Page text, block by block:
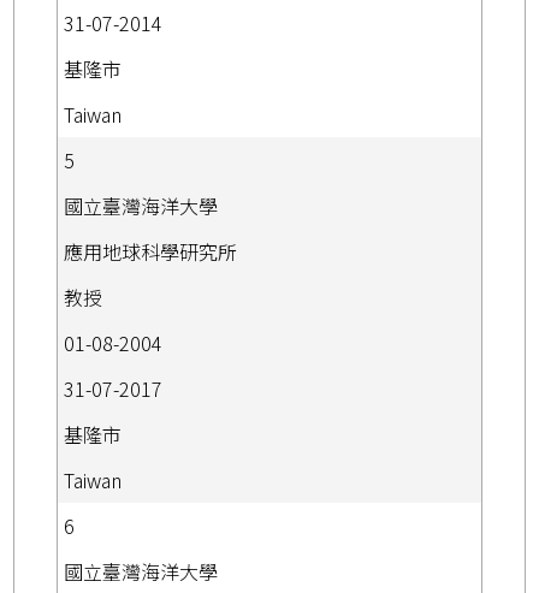
31-07-2014
基隆市
Taiwan
5
國立臺灣海洋大學
應用地球科學研究所
教授
01-08-2004
31-07-2017
基隆市
Taiwan
6
國立臺灣海洋大學